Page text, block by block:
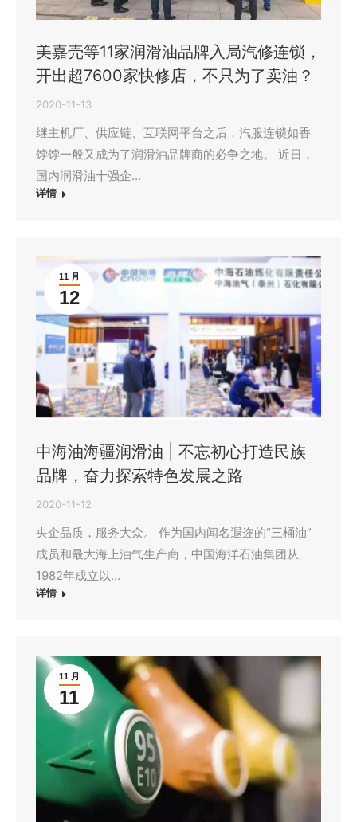
美嘉壳等11家润滑油品牌入局汽修连锁，
开出超7600家快修店，不只为了卖油？
2020-11-13
继主机厂、供应链、互联网平台之后，汽服连锁如香
饽饽一般又成为了润滑油品牌商的必争之地。 近日，
国内润滑油十强企…
详情
11 月
12
中海油海疆润滑油 | 不忘初心打造民族
品牌，奋力探索特色发展之路
2020-11-12
央企品质，服务大众。 作为国内闻名遐迩的“三桶油”
成员和最大海上油气生产商，中国海洋石油集团从
1982年成立以…
详情
11 月
11